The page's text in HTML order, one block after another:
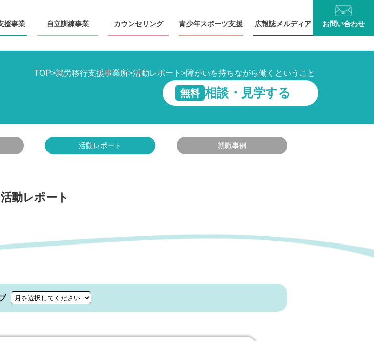
援事業 自立訓練事業 カウンセ リング 青少年スポーツ支援 広報誌メルディア お問い合わせ
TOP>就労移行支援事業所>活動レポート >障がいを持ちながら働くということ
無料 相談・見学する
活動レポート 就職事例
活動レポート